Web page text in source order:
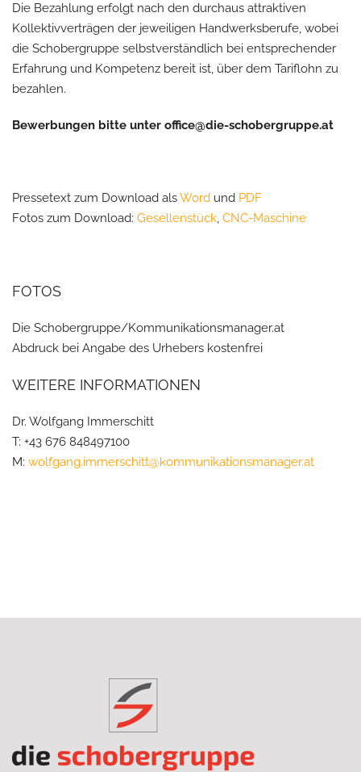
Die Bezahlung erfolgt nach den durchaus attraktiven
Kollektivverträgen der jeweiligen Handwerksberufe, wobei
die Schobergruppe selbstverständlich bei entsprechender
Erfahrung und Kompetenz bereit ist, über dem Tariflohn zu
bezahlen.
Bewerbungen bitte unter office@die-schobergruppe.at
Pressetext zum Download alsWord und PDF
Fotos zum Download: Gesellenstück, CNC-Maschine
FOTOS
Die Schobergruppe/Kommunikationsmanager.at
Abdruck bei Angabe des Urhebers kostenfrei
WEITERE INFORMATIONEN
Dr. Wolfgang Immerschitt
T: +43 676 848497100
M: wolfgang.immerschitt@kommunikationsmanager.at